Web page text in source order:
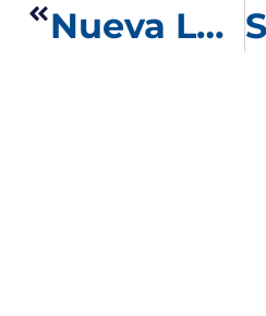
Nueva Ley de Protección de Datos en Chile: Cómo SonicWall y CPNnet Security aseguran el cumplimiento técnico.